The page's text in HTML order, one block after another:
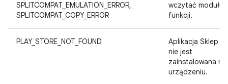
SPLITCOMPAT_EMULATION_ERROR,
SPLITCOMPAT_COPY_ERROR
wczytać modułu
funkcji.
PLAY_STORE_NOT_FOUND
Aplikacja Sklep
nie jest
zainstalowana na
urządzeniu.